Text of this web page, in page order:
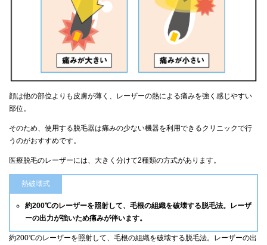
顔は他の部位よりも皮膚が薄く、レーザーの熱による痛みを強く感じやすい
部位。
そのため、使用する脱毛器は痛みの少ない機器を利用できるクリニックで行
うのがおすすめです。
医療脱毛のレーザーには、大きく分けて2種類の方式があります。
熱破壊式
約200℃のレーザーを照射して、毛根の組織を破壊する脱毛法。レーザ
ーの出力が強いため痛みが伴います。
約200℃のレーザーを照射して、毛根の組織を破壊する脱毛法。レーザーの出